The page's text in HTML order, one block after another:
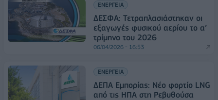
ΕΝΕΡΓΕΙΑ
ΔΕΣΦΑ: Τετραπλασιάστηκαν οι
εξαγωγές φυσικού αερίου το α’
τρίμηνο του 2026
06/04/2026 - 16:53
ΕΝΕΡΓΕΙΑ
ΔΕΠΑ Εμπορίας: Νέο φορτίο LNG
από τις ΗΠΑ στη Ρεβυθούσα